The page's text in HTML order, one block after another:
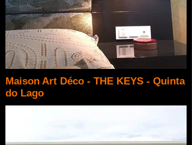
Maison Art Déco - THE KEYS - Quinta
do Lago